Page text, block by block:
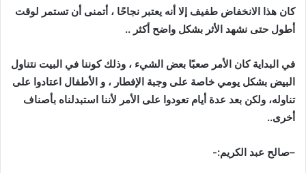
كان هذا الانخفاض طفيف إلا أنه يعتبر نجاحًا ، أتمنى أن تستمر لوقت
أطول حتى نشهد الأثر بشكل واضح أكثر ..
في البداية كان الأمر صعبًا بعض الشيء ، وذلك كوننا في البيت نتناول
البيض بشكل يومي خاصة على وجبة الإفطار ، و الأطفال اعتادوا على
تناوله، ولكن بعد عدة أيام تعودوا على الأمر لأننا استبدلناه بأصناف
أخرى..
–صالح عبد الكريم:-